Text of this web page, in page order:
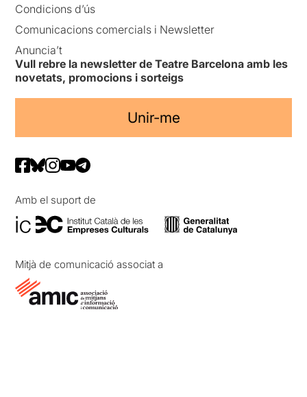
Condicions d’ús
Comunicacions comercials i Newsletter
Anuncia’t
Vull rebre la newsletter de Teatre Barcelona amb les
novetats, promocions i sorteigs
Unir-me
Amb el suport de
Mitjà de comunicació associat a